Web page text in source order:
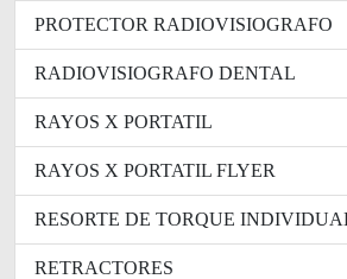
PROTECTOR RADIOVISIOGRAFO
RADIOVISIOGRAFO DENTAL
RAYOS X PORTATIL
RAYOS X PORTATIL FLYER
RESORTE DE TORQUE
RETRACTORES